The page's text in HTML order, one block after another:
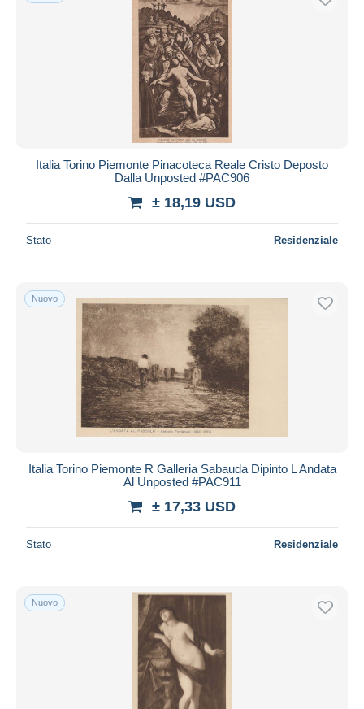
Italia Torino Piemonte Pinacoteca Reale Cristo Deposto
Dalla Unposted #PAC906
± 18,19 USD
Stato Residenziale
Nuovo
Italia Torino Piemonte R Galleria Sabauda Dipinto L Andata
Al Unposted #PAC911
± 17,33 USD
Stato Residenziale
Nuovo